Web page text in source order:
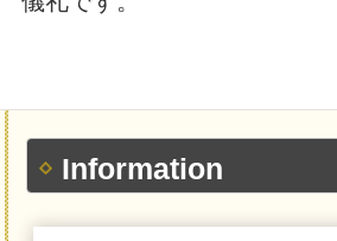
Information